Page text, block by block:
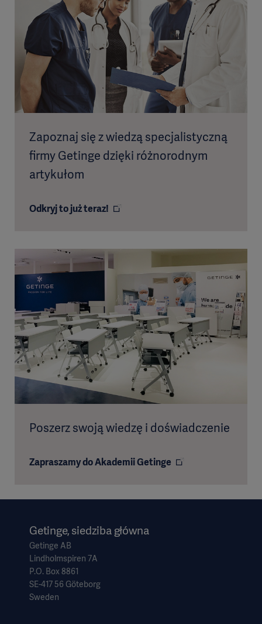
Zapoznaj się z wiedzą specjalistyczną
firmy Getinge dzięki różnorodnym
artykułom
Odkryj to już teraz!
Poszerz swoją wiedzę i doświadczenie
Zapraszamy do Akademii Getinge
Getinge, siedziba główna
Getinge AB
Lindholmspiren 7A
P.O. Box 8861
SE-417 56 Göteborg
Sweden